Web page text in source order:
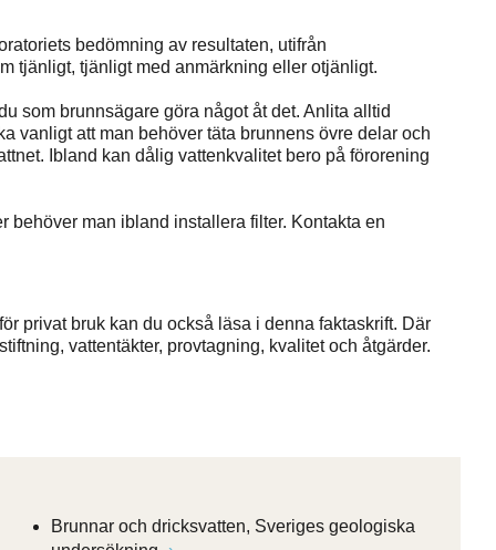
bedömning av resultaten, utifrån
tjänligt, tjänligt med anmärkning eller otjänligt.
som brunnsägare göra något åt det. Anlita alltid
vanligt att man behöver täta brunnens övre delar och
Ibland kan dålig vattenkvalitet bero på förorening
behöver man ibland installera filter. Kontakta en
privat bruk kan du också läsa i denna faktaskrift. Där
vattentäkter, provtagning, kvalitet och åtgärder.
Brunnar och dricksvatten, Sveriges geologiska